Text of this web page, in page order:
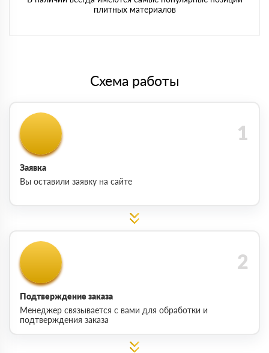
плитных материалов
Схема работы
Заявка
Вы оставили заявку на сайте
Подтверждение заказа
Менеджер связывается с вами для обработки и
подтверждения заказа